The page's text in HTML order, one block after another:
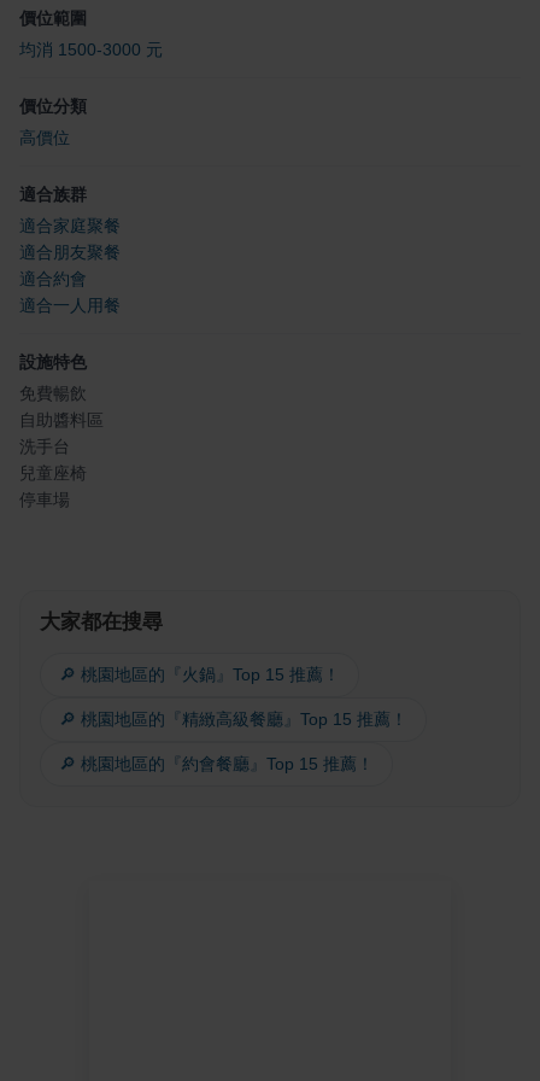
價位範圍
均消 1500-3000 元
價位分類
高價位
適合族群
適合家庭聚餐
適合朋友聚餐
適合約會
適合一人用餐
設施特色
免費暢飲
自助醬料區
洗手台
兒童座椅
停車場
大家都在搜尋
🔎 桃園地區的『火鍋』Top 15 推薦！
🔎 桃園地區的『精緻高級餐廳』Top 15 推薦！
🔎 桃園地區的『約會餐廳』Top 15 推薦！